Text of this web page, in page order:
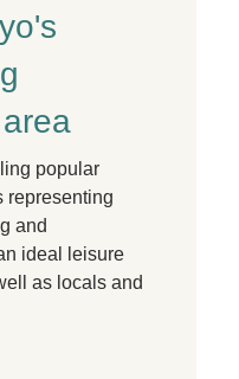
popular
representing
and
ideal leisure
as locals and